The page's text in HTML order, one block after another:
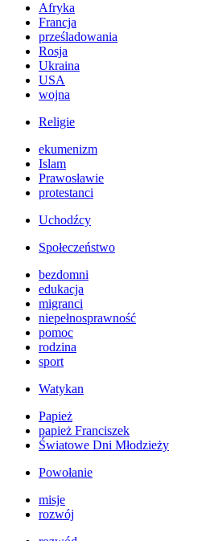
Afryka
Francja
prześladowania
Rosja
Ukraina
USA
wojna
Religie
ekumenizm
Islam
Prawosławie
protestanci
Uchodźcy
Społeczeństwo
bezdomni
edukacja
migranci
niepełnosprawność
pomoc
rodzina
sport
Watykan
Papież
papież Franciszek
Światowe Dni Młodzieży
Powołanie
misje
rozwój